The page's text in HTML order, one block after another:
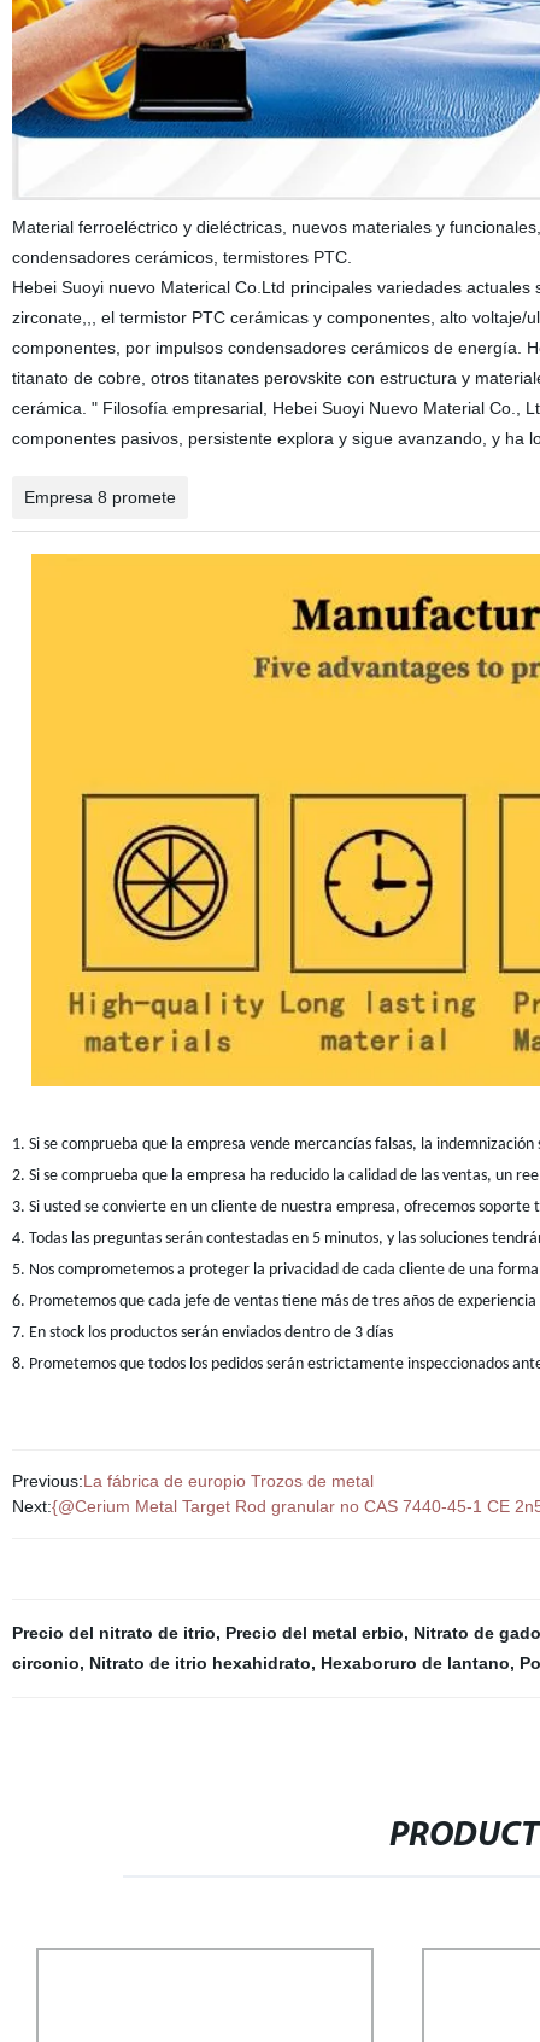
Material ferroeléctrico y dieléctricas, nuevos materiales y
condensadores cerámicos, termistores PTC.
Hebei Suoyi nuevo Materical Co.Ltd principales variedades
zirconate,,, el termistor PTC cerámicas y componentes, alto
componentes, por impulsos condensadores cerámicos de energía.
titanato de cobre, otros titanates perovskite con estructura y
cerámica. " Filosofía empresarial, Hebei Suoyi Nuevo Material Co.,
componentes pasivos, persistente explora y sigue avanzando, y ha
Empresa 8 promete
1. Si se comprueba que la empresa vende mercancías falsas, la indemnización
2. Si se comprueba que la empresa ha reducido la calidad de las ventas, un
3. Si usted se convierte en un cliente de nuestra empresa, ofrecemos soporte
4. Todas las preguntas serán contestadas en 5 minutos, y las soluciones
5. Nos comprometemos a proteger la privacidad de cada cliente de una
6. Prometemos que cada jefe de ventas tiene más de tres años de
7. En stock los productos serán enviados dentro de 3 días
8. Prometemos que todos los pedidos serán estrictamente inspeccionados
Previous:La fábrica de europio Trozos de metal
Next:{@Cerium Metal Target Rod granular no CAS 7440-45-1 CE
Precio del nitrato de itrio, Precio del metal erbio, Nitrato de
circonio, Nitrato de itrio hexahidrato, Hexaboruro de lantano,